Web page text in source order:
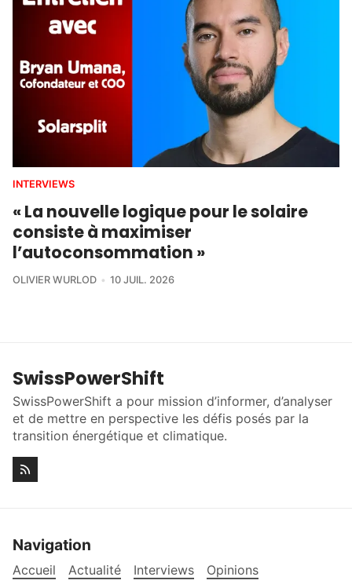
INTERVIEWS
« La nouvelle logique pour le solaire
consiste à maximiser
l’autoconsommation »
OLIVIER WURLOD 10 JUIL. 2026
SwissPowerShift
SwissPowerShift a pour mission d’informer, d’analyser
et de mettre en perspective les défis posés par la
transition énergétique et climatique.
Navigation
Accueil Actualité Interviews Opinions